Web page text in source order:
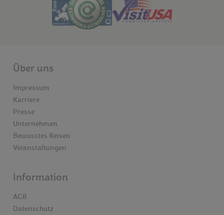
Über uns
Impressum
Karriere
Presse
Unternehmen
Bewusstes Reisen
Veranstaltungen
Information
AGB
Datenschutz